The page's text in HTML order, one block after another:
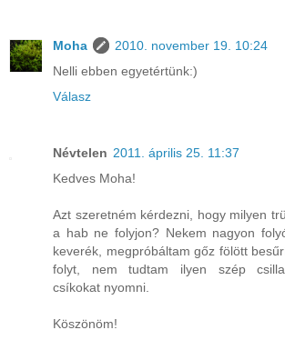
Moha
2010. november 19. 10:24
Nelli ebben egyetértünk:)
Válasz
Névtelen 2011. április 25. 11:37
Kedves Moha!
Azt szeretném kérdezni, hogy milyen
a hab ne folyjon? Nekem nagyon
keverék, megpróbáltam gőz fölött
folyt, nem tudtam ilyen szép
csíkokat nyomni.
Köszönöm!